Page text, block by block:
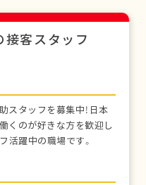
接客スタッフ
スタッフを募集中！日本
くのが好きな方を歓迎し
活躍中の職場です。